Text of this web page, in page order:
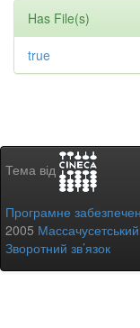
Has File(s)
true
Тема від
Програмне
2005 Массачусетський
Зворотний зв’язок